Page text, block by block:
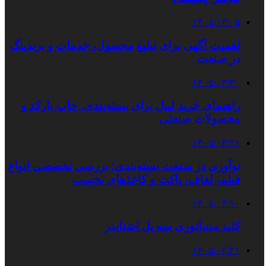
۱۴۰۵/۰۴/۰۵
اهمیت آگهی برای تبلیغ محصول، خدمات و برندینگ
در صنعت
۱۴۰۵/۰۳/۳۰
راهنمای خرید لیبل برای بسته‌بندی، چاپ بارکد و
محصولات صنعتی
۱۴۰۵/۰۳/۲۱
نوآوری در صنعت بسته‌بندی؛ بررسی تخصصی انواع
فیلم، لفاف، پاکت و کاغذهای نچسب
۱۴۰۵/۰۳/۱۰
کلید مینیاتوری سه پل اشنایدر
۱۴۰۵/۰۲/۳۱